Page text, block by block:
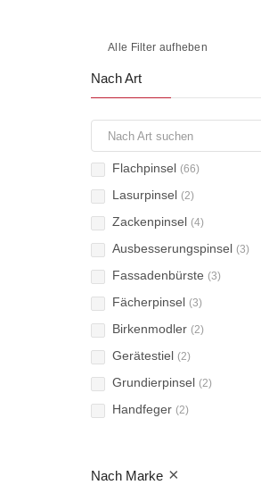
Alle Filter aufheben
Nach Art
Flachpinsel (66)
Lasurpinsel (2)
Zackenpinsel (4)
Ausbesserungspinsel (3)
Fassadenbürste (3)
Fächerpinsel (3)
Birkenmodler (2)
Gerätestiel (2)
Grundierpinsel (2)
Handfeger (2)
Nach Marke ×